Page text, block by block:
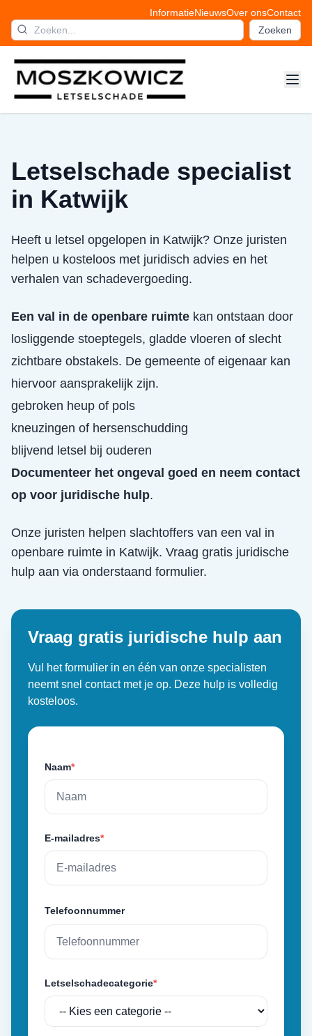
InformatieNieuwsOver onsContact
Zoeken
Letselschade specialist
in Katwijk
Heeft u letsel opgelopen in Katwijk? Onze juristen
helpen u kosteloos met juridisch advies en het
verhalen van schadevergoeding.
Een val in de openbare ruimte kan ontstaan door
losliggende stoeptegels, gladde vloeren of slecht
zichtbare obstakels. De gemeente of eigenaar kan
hiervoor aansprakelijk zijn.
gebroken heup of pols
kneuzingen of hersenschudding
blijvend letsel bij ouderen
Documenteer het ongeval goed en neem contact
op voor juridische hulp.
Onze juristen helpen slachtoffers van een val in
openbare ruimte in Katwijk. Vraag gratis juridische
hulp aan via onderstaand formulier.
Vraag gratis juridische hulp aan
Vul het formulier in en één van onze specialisten
neemt snel contact met je op. Deze hulp is volledig
kosteloos.
Naam*
E-mailadres*
Telefoonnummer
Letselschadecategorie*